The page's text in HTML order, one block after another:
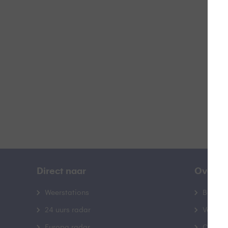
Direct naar
Weerstations
24 uurs radar
Over